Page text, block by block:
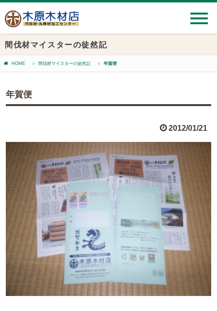
間伐材マイスターの徒然記
HOME 間伐材マイスターの徒然記 年賀便
年賀便
2012/01/21